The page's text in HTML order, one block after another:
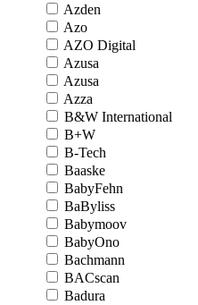
Azden
Azo
AZO Digital
Azusa
Azusa
Azza
B&W International
B+W
B-Tech
Baaske
BabyFehn
BaByliss
Babymoov
BabyOno
Bachmann
BACscan
Badura